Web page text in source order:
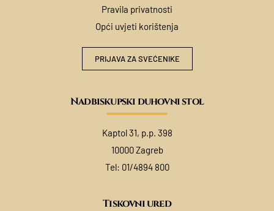
Pravila privatnosti
Opći uvjeti korištenja
PRIJAVA ZA SVEĆENIKE
Nadbiskupski duhovni stol
Kaptol 31, p.p. 398
10000 Zagreb
Tel: 01/4894 800
Tiskovni ured